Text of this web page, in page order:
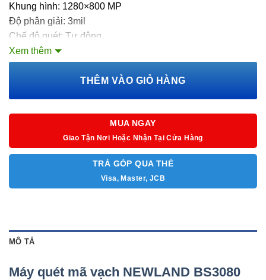
Khung hình: 1280×800 MP
Độ phân giải: 3mil
Chế độ quét: Tự động
Kết nối: Bluetooth
Tiêu chuẩn lắp ráp: IP65
Nguồn điện: Pin Li-ion 300mAh
Hình thức sử dụng: Đeo tay
Chân đế: Không
Xem thêm
THÊM VÀO GIỎ HÀNG
MUA NGAY
Giao Tận Nơi Hoặc Nhận Tại Cửa Hàng
TRẢ GÓP QUA THẺ
Visa, Master, JCB
MÔ TẢ
Máy quét mã vạch NEWLAND BS3080